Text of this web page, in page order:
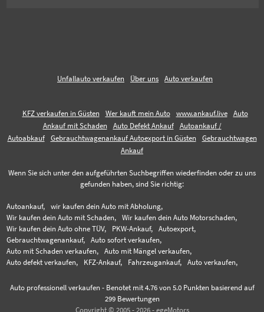
Unfallauto verkaufen Über uns Auto verkaufen
KFZ verkaufen in Güsten Wer kauft mein Auto www.ankauf.live
Auto
Ankauf mit Schaden
Auto Defekt Ankauf
Autoankauf /
Autoabkauf
Gebrauchtwagenankauf Autoexport in Güsten
Gebrauchtwagen
Ankauf
Wenn Sie sich unter den aufgeführten Suchbegriffen wiederfinden oder zu uns
gefunden haben, sind Sie richtig:
Autoankauf,
wir kaufen dein Auto mit Abholung,
Wir kaufen dein Auto mit Schaden,
Wir kaufen dein Auto Motorschaden,
Wir kaufen dein Auto ohne TÜV,
PKW-Ankauf,
Autoexport,
Gebrauchtwagenankauf,
Auto sofort verkaufen,
Auto mit Schaden verkaufen,
Auto mit Mängel verkaufen,
Auto defekt verkaufen,
KFZ-Ankauf, Fahrzeugankauf, Auto verkaufen,
Auto professionell verkaufen- Benotet mit 4.76von 5.0 Punkten basierend auf
299Bewertungen
Copyright © 2005 - 2026 - egeMotors